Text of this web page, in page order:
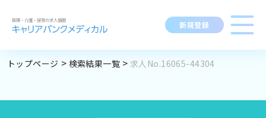
新規登録
求人閲覧履歴
トップページ 検索結果一覧 求人No.16065-44304